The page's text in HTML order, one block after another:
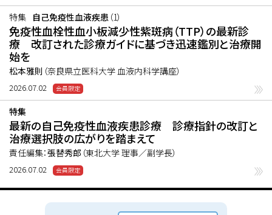
特集 自己免疫性血液疾患 （1）
免疫性血栓性血小板減少性紫斑病（TTP）の最新診
療 改訂された診療ガイドに基づき迅速鑑別と治療開
始を
松本雅則 （奈良県立医科大学 血液内科学講座）
2026.07.02
特集
最新の自己免疫性血液疾患診療 診療指針の改訂と
治療選択肢の広がりを踏まえて
責任編集：張替秀郎 （東北大学 理事／副学長）
2026.07.02